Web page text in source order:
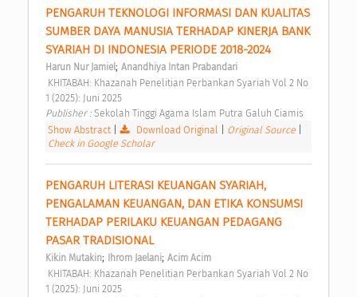
PENGARUH TEKNOLOGI INFORMASI DAN KUALITAS
SUMBER DAYA MANUSIA TERHADAP KINERJA BANK
SYARIAH DI INDONESIA PERIODE 2018-2024
Harun Nur Jamiel; Anandhiya Intan Prabandari
1 (2025): Juni 2025
Publisher : Sekolah Tinggi Agama Islam Putra Galuh Ciamis
Show Abstract| Download Original Original Source
Check in Google Scholar
PENGARUH LITERASI KEUANGAN SYARIAH,
PENGALAMAN KEUANGAN, DAN ETIKA KONSUMSI
TERHADAP PERILAKU KEUANGAN PEDAGANG
PASAR TRADISIONAL
Kikin Mutakin; Ihrom Jaelani; Acim Acim
1 (2025): Juni 2025